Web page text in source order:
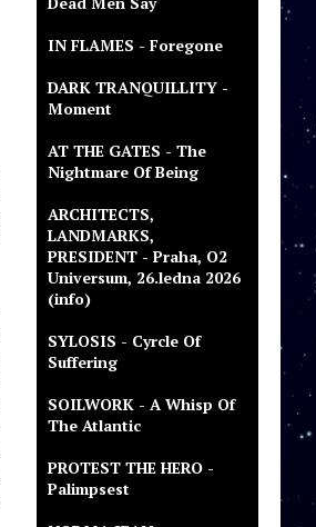
IN FLAMES - Foregone
DARK TRANQUILLITY -
Moment
AT THE GATES - The
Nightmare Of Being
ARCHITECTS,
LANDMARKS,
PRESIDENT - Praha, O2
Universum, 26.ledna 2026
(info)
SYLOSIS - Cyrcle Of
Suffering
SOILWORK - A Whisp Of
The Atlantic
PROTEST THE HERO -
Palimpsest